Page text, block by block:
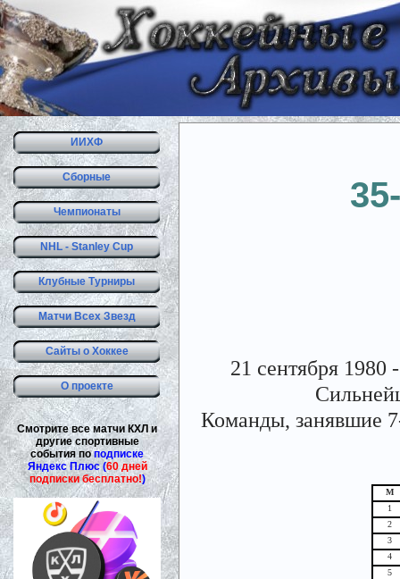
ИИХФ
Сборные
Чемпионаты
NHL - Stanley Cup
Клубные Турниры
Матчи Всех Звезд
Сайты о Хоккее
О проекте
Смотрите все матчи КХЛ и
другие спортивные
события поподписке
Яндекс Плюс (60 дней
подписки бесплатно!)
21 сентября 1980
Команды, занявшие
М
1
2
3
4
5